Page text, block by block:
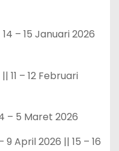
– 15 Januari 2026
11 – 12 Februari
– 5 Maret 2026
April 2026 || 15 – 16